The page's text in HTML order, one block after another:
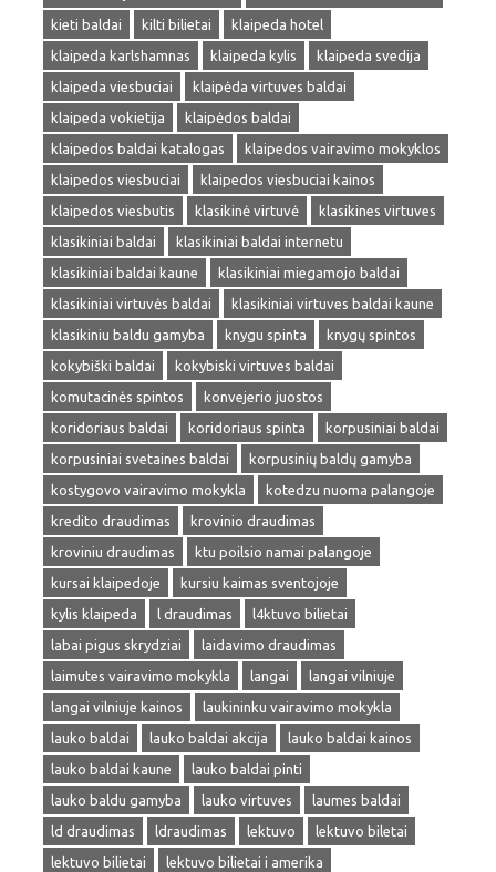
kieti baldai
kilti bilietai
klaipeda hotel
klaipeda karlshamnas
klaipeda kylis
klaipeda svedija
klaipeda viesbuciai
klaipėda virtuves baldai
klaipeda vokietija
klaipėdos baldai
klaipedos baldai katalogas
klaipedos vairavimo mokyklos
klaipedos viesbuciai
klaipedos viesbuciai kainos
klaipedos viesbutis
klasikinė virtuvė
klasikines virtuves
klasikiniai baldai
klasikiniai baldai internetu
klasikiniai baldai kaune
klasikiniai miegamojo baldai
klasikiniai virtuvės baldai
klasikiniai virtuves baldai kaune
klasikiniu baldu gamyba
knygu spinta
knygų spintos
kokybiški baldai
kokybiski virtuves baldai
komutacinės spintos
konvejerio juostos
koridoriaus baldai
koridoriaus spinta
korpusiniai baldai
korpusiniai svetaines baldai
korpusinių baldų gamyba
kostygovo vairavimo mokykla
kotedzu nuoma palangoje
kredito draudimas
krovinio draudimas
kroviniu draudimas
ktu poilsio namai palangoje
kursai klaipedoje
kursiu kaimas sventojoje
kylis klaipeda
l draudimas
l4ktuvo bilietai
labai pigus skrydziai
laidavimo draudimas
laimutes vairavimo mokykla
langai
langai vilniuje
langai vilniuje kainos
laukininku vairavimo mokykla
lauko baldai
lauko baldai akcija
lauko baldai kainos
lauko baldai kaune
lauko baldai pinti
lauko baldu gamyba
lauko virtuves
laumes baldai
ld draudimas
ldraudimas lektuvo
lektuvo biletai
lektuvo bilietai
lektuvo bilietai i amerika